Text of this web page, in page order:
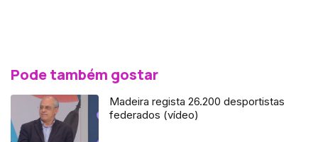
Pode também gostar
Madeira regista 26.200 desportistas
federados (vídeo)